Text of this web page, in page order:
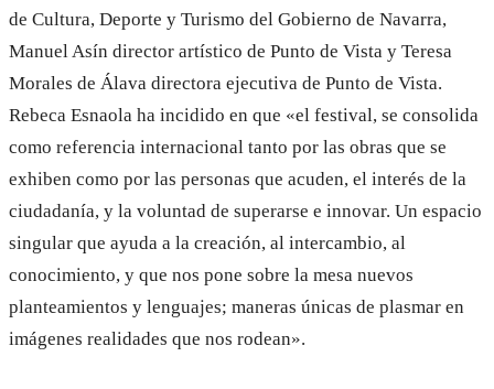
de Cultura, Deporte y Turismo del Gobierno de Navarra,
Manuel Asín director artístico de Punto de Vista y Teresa
Morales de Álava directora ejecutiva de Punto de Vista.
Rebeca Esnaola ha incidido en que «el festival, se consolida
como referencia internacional tanto por las obras que se
exhiben como por las personas que acuden, el interés de la
ciudadanía, y la voluntad de superarse e innovar. Un espacio
singular que ayuda a la creación, al intercambio, al
conocimiento, y que nos pone sobre la mesa nuevos
planteamientos y lenguajes; maneras únicas de plasmar en
imágenes realidades que nos rodean».